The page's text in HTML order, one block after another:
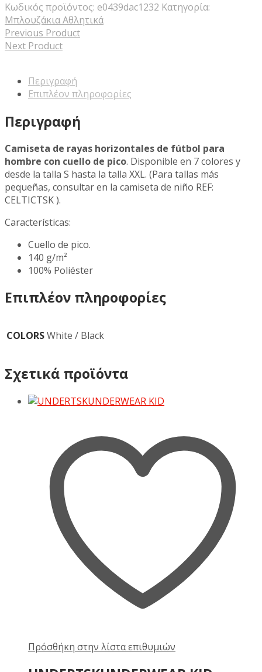
Κωδικός προϊόντος: e0439dac1232 Κατηγορία:
Μπλουζάκια Αθλητικά
Previous Product
Next Product
Περιγραφή
Επιπλέον πληροφορίες
Περιγραφή
Camiseta de rayas horizontales de fútbol para
hombre con cuello de pico. Disponible en 7 colores y
desde la talla S hasta la talla XXL. (Para tallas más
pequeñas, consultar en la camiseta de niño REF:
CELTICTSK ).
Características:
Cuello de pico.
140 g/m²
100% Poliéster
Επιπλέον πληροφορίες
COLORSWhite / Black
Σχετικά προϊόντα
Πρόσθήκη στην λίστα επιθυμιών